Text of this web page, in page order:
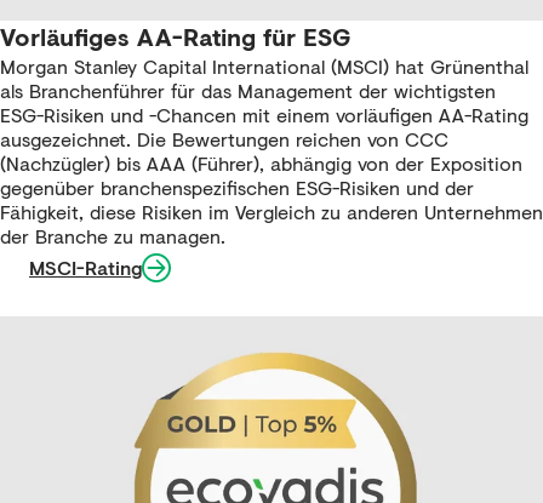
Vorläufiges AA-Rating für ESG
Morgan Stanley Capital International (MSCI) hat Grünenthal
als Branchenführer für das Management der wichtigsten
ESG-Risiken und -Chancen mit einem vorläufigen AA-Rating
ausgezeichnet. Die Bewertungen reichen von CCC
(Nachzügler) bis AAA (Führer), abhängig von der Exposition
gegenüber branchenspezifischen ESG-Risiken und der
Fähigkeit, diese Risiken im Vergleich zu anderen Unternehmen
der Branche zu managen.
MSCI-Rating